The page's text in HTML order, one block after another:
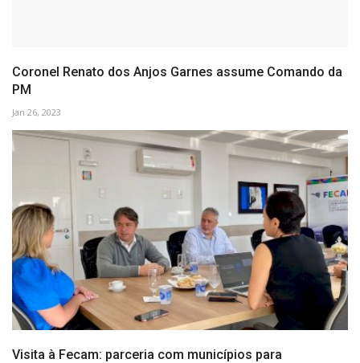
Coronel Renato dos Anjos Garnes assume Comando da
PM
Jan 26, 2023
Visita à Fecam: parceria com municípios para